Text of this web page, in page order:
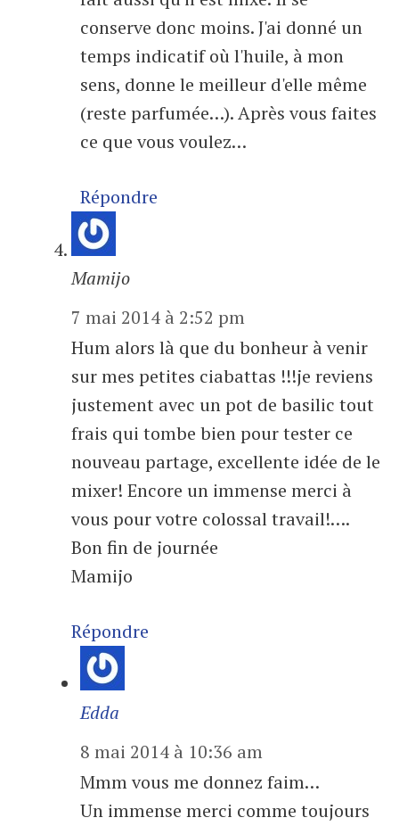
conserve donc moins. J'ai donné un
temps indicatif où l'huile, à mon
sens, donne le meilleur d'elle même
(reste parfumée…). Après vous faites
ce que vous voulez…
Répondre
Mamijo
7 mai 2014 à 2:52 pm
Hum alors là que du bonheur à venir
sur mes petites ciabattas !!!je reviens
justement avec un pot de basilic tout
frais qui tombe bien pour tester ce
nouveau partage, excellente idée de le
mixer! Encore un immense merci à
vous pour votre colossal travail!….
Bon fin de journée
Mamijo
Répondre
Edda
8 mai 2014 à 10:36 am
Mmm vous me donnez faim…
Un immense merci comme toujours